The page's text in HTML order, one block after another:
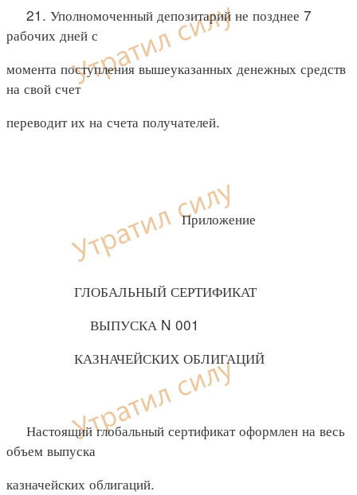
21. Уполномоченный депозитарий не позднее 7
рабочих дней с
момента поступления вышеуказанных денежных средств
на свой счет
переводит их на счета получателей.
Приложение
ГЛОБАЛЬНЫЙ СЕРТИФИКАТ
ВЫПУСКА N 001
КАЗНАЧЕЙСКИХ ОБЛИГАЦИЙ
Настоящий глобальный сертификат оформлен на весь
объем выпуска
казначейских облигаций.